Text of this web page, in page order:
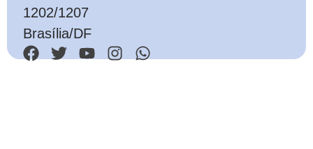
1202/1207
Brasília/DF